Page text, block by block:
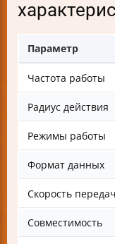
Параметр
Частота работы
Радиус действия
Режимы работы
Формат данных
Скорость
Совместимость